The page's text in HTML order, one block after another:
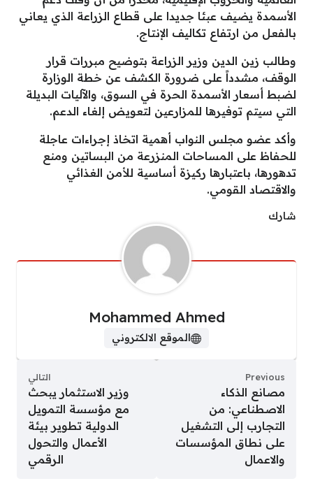
الأسمدة يضيف عبئا جديدا على قطاع الزراعة الذي يعاني
بالفعل من ارتفاع تكاليف الإنتاج.
وطالب زين الدين وزير الزراعة بتوضيح مبررات قرار
الوقف، مشدداً على ضرورة الكشف عن خطة الوزارة
لضبط أسعار الأسمدة الحرة في السوق، والآليات البديلة
التي سيتم توفيرها للمزارعين لتعويض إلغاء الدعم.
وأكد عضو مجلس النواب أهمية اتخاذ إجراءات عاجلة
للحفاظ على المساحات المنزرعة من البساتين ومنع
تدهورها، باعتبارها ركيزة أساسية للأمن الغذائي
والاقتصاد القومي.
شارك
Mohammed Ahmed
الموقع الالكتروني
Previous
مصانع الذكاء
الاصطناعي: من
التجارب إلى التشغيل
على نطاق المؤسسات
والاعمال
التالي
وزير الاستثمار يبحث
مع مؤسسة التمويل
الدولية تطوير بيئة
الأعمال والتحول
الرقمي